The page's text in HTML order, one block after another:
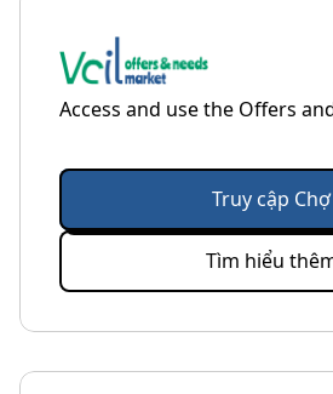
Access and use the Offers
Truy cập Chợ
Tìm hiểu